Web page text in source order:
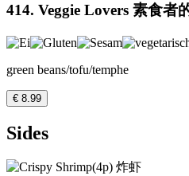
414. Veggie Lovers 素食者
green beans/tofu/temphe
€ 8.99
Sides